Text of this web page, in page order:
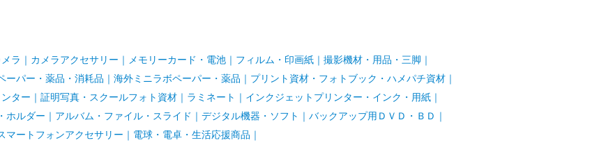
ラ カメラアクセサリー メモリーカード・電池 フィルム・印画紙 撮影機材・用品・三脚
ーパー・薬品・消耗品 海外ミニラボペーパー・薬品 プリント資材・フォトブック・ハメパチ資材
ター 証明写真・スクールフォト資材 ラミネート インクジェットプリンター・インク・用紙
ホルダー アルバム・ファイル・スライド デジタル機器・ソフト バックアップ用ＤＶＤ・ＢＤ
マートフォンアクセサリー 電球・電卓・生活応援商品｜